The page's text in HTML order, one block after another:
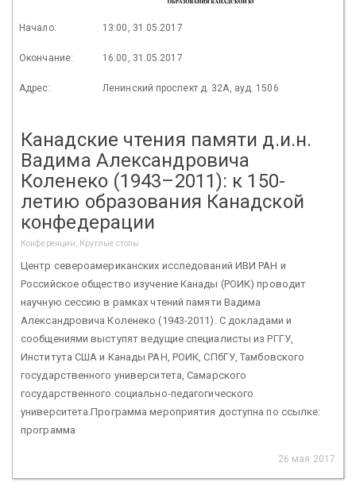
Начало: 13:00, 31.05.2017
Окончание: 16:00, 31.05.2017
Адрес: Ленинский проспект д. 32А, ауд. 1506
Канадские чтения памяти д.и.н.
Вадима Александровича
Коленеко (1943–2011): к 150-
летию образования Канадской
конфедерации
Конференции, Круглые столы
Центр североамериканских исследований ИВИ РАН и
Российское общество изучение Канады (РОИК) проводит
научную сессию в рамках чтений памяти Вадима
Александровича Коленеко (1943-2011). С докладами и
сообщениями выступят ведущие специалисты из РГГУ,
Института США и Канады РАН, РОИК, СПбГУ, Тамбовского
государственного университета, Самарского
государственного социально-педагогического
университета.Программа мероприятия доступна по ссылке:
программа
26 мая 2017